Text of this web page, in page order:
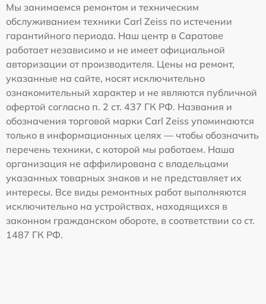
Мы занимаемся ремонтом и техническим
обслуживанием техники Carl Zeiss по истечении
гарантийного периода. Наш центр в Саратове
работает независимо и не имеет официальной
авторизации от производителя. Цены на ремонт,
указанные на сайте, носят исключительно
ознакомительный характер и не являются публичной
офертой согласно п. 2 ст. 437 ГК РФ. Названия и
обозначения торговой марки Carl Zeiss упоминаются
только в информационных целях — чтобы обозначить
перечень техники, с которой мы работаем. Наша
организация не аффилирована с владельцами
указанных товарных знаков и не представляет их
интересы. Все виды ремонтных работ выполняются
исключительно на устройствах, находящихся в
законном гражданском обороте, в соответствии со ст.
1487 ГК РФ.